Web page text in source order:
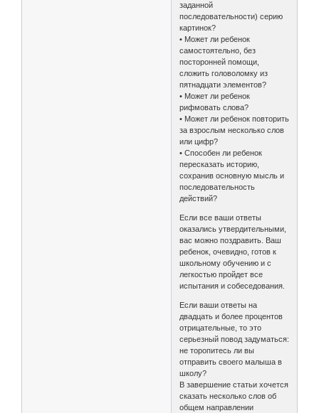
заданной
последовательности) серию
картинок?
• Может ли ребенок
самостоятельно, без
посторонней помощи,
сложить головоломку из
пятнадцати элементов?
• Может ли ребенок
рифмовать слова?
• Может ли ребенок повторить
за взрослым несколько слов
или цифр?
• Способен ли ребенок
пересказать историю,
сохранив основную мысль и
последовательность
действий?
Если все ваши ответы
оказались утвердительными,
вас можно поздравить. Ваш
ребенок, очевидно, готов к
школьному обучению и с
легкостью пройдет все
испытания и собеседования.
Если ваши ответы на
двадцать и более процентов
отрицательные, то это
серьезный повод задуматься:
не торопитесь ли вы
отправить своего малыша в
школу?
В завершение статьи хочется
сказать несколько слов об
общем направлении